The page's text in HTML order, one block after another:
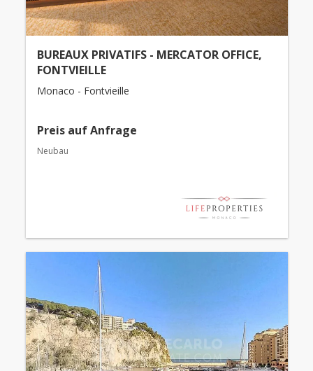
BUREAUX PRIVATIFS - MERCATOR OFFICE,
FONTVIEILLE
Monaco - Fontvieille
Preis auf Anfrage
Neubau